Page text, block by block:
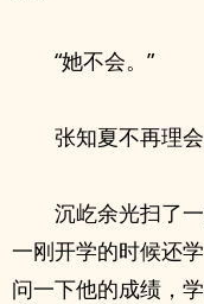
“她不会。”
张知夏不再理
沉屹余光扫了
一刚开学的时候还
问一下他的成绩，